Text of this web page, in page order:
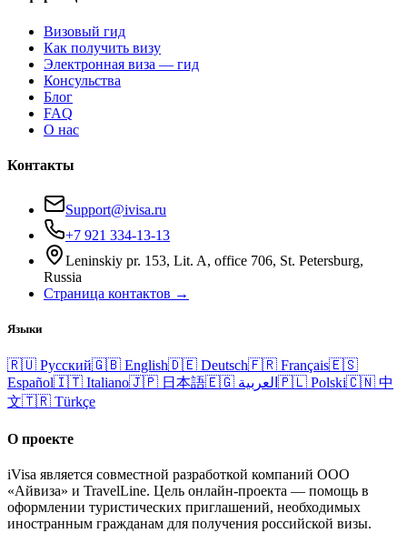
Визовый гид
Как получить визу
Электронная виза — гид
Консульства
Блог
FAQ
О нас
Контакты
Support@ivisa.ru
+7 921 334-13-13
Leninskiy pr. 153, Lit. A, office 706, St. Petersburg,
Russia
Страница контактов →
Языки
🇷🇺 Русский🇬🇧 English🇩🇪 Deutsch🇫🇷 Français🇪🇸
Español🇮🇹 Italiano🇯🇵 日本語🇪🇬 العربية 🇵🇱 Polski🇨🇳 中
文🇹🇷 Türkçe
О проекте
iVisa является совместной разработкой компаний ООО
«Айвиза» и TravelLine. Цель онлайн-проекта — помощь в
оформлении туристических приглашений, необходимых
иностранным гражданам для получения российской визы.